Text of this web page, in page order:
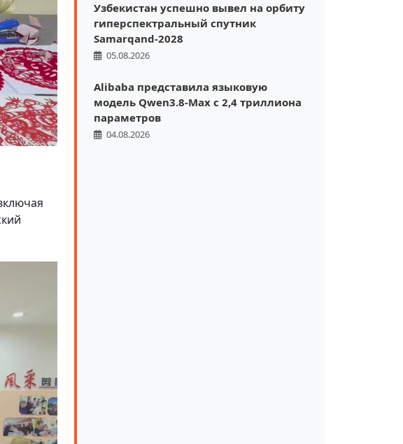
Узбекистан успешно вывел на орбиту
гиперспектральный спутник
Samarqand-2028
05.08.2026
Alibaba представила языковую
модель Qwen3.8-Max с 2,4 триллиона
параметров
04.08.2026